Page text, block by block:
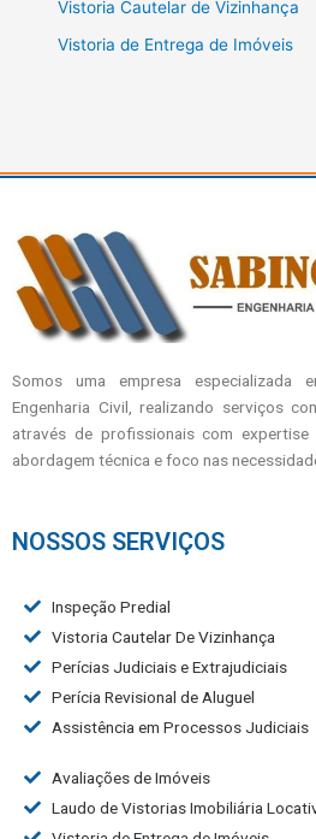
Vistoria Cautelar de Vizinhança
Vistoria de Entrega de Imóveis
Somos uma empresa especializada
Engenharia Civil, realizando serviços
através de profissionais com
abordagem técnica e foco nas
NOSSOS SERVIÇOS
Inspeção Predial
Vistoria Cautelar De Vizinhança
Perícias Judiciais e Extrajudiciais
Perícia Revisional de Aluguel
Assistência em Processos Judiciais
Avaliações de Imóveis
Laudo de Vistorias Imobiliária